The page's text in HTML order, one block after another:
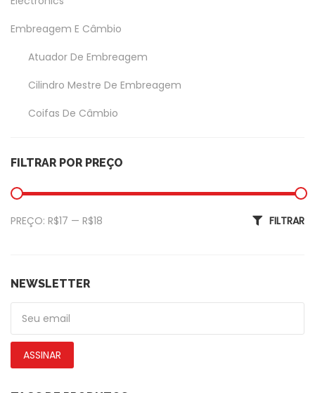
Embreagem E Câmbio
Atuador De Embreagem
Cilindro Mestre De Embreagem
Coifas De Câmbio
Garfo Da Embreagem
Exterior
Amortecedor Tampa Traseira
De Piscas
Faróis Dianteiros
Fechadura De Capôs
FILTRAR POR PREÇO
Preço mínimo
Preço máximo FILTRAR
PREÇO: R$17 — R$18
NEWSLETTER
ASSINAR